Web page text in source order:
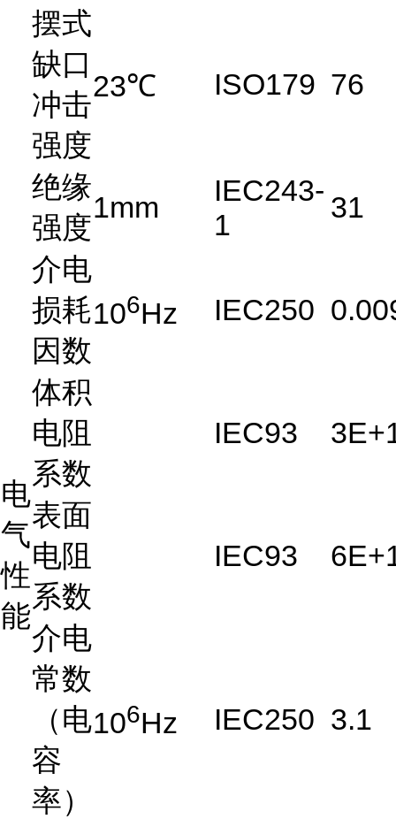
摆式
缺口
冲击
强度
23℃ ISO179 76
电
气
性
能
绝缘
强度
1mm
IEC243-
1
31
介电
损耗
因数
106Hz IEC250
体积
电阻
系数
IEC93
表面
电阻
系数
IEC93
介电
常数
（电
容
率）
106Hz IEC250 3.1